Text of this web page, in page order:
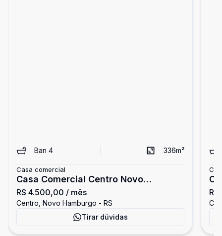
Ban 4 336m²
Casa comercial
Casa Comercial Centro Novo
Hamburgo
R$ 4.500,00 / mês
Centro, Novo Hamburgo - RS
Tirar dúvidas
R$